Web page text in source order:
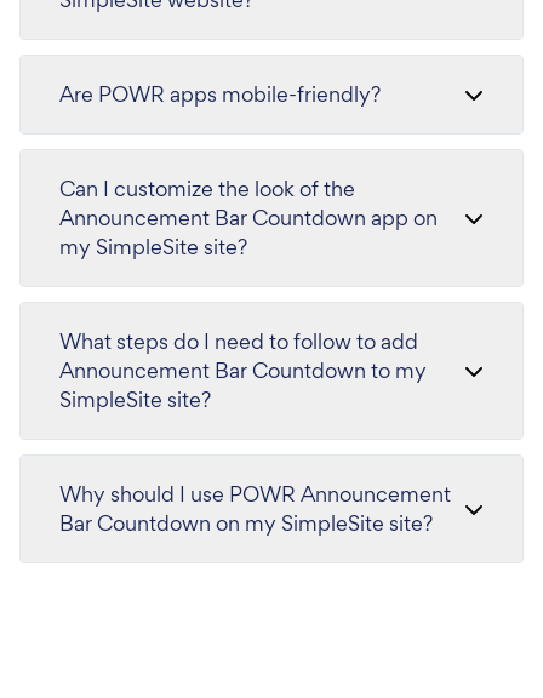
Are POWR apps mobile-friendly?
Can I customize the look of the
Announcement Bar Countdown app on
my SimpleSite site?
What steps do I need to follow to add
Announcement Bar Countdown to my
SimpleSite site?
Why should I use POWR Announcement
Bar Countdown on my SimpleSite site?